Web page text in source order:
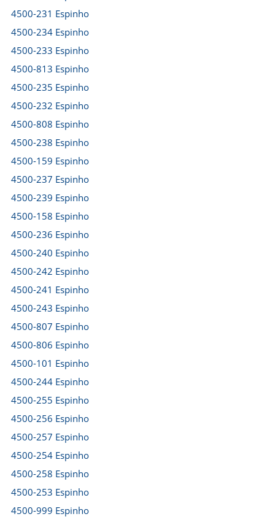
4500-231 Espinho
4500-234 Espinho
4500-233 Espinho
4500-813 Espinho
4500-235 Espinho
4500-232 Espinho
4500-808 Espinho
4500-238 Espinho
4500-159 Espinho
4500-237 Espinho
4500-239 Espinho
4500-158 Espinho
4500-236 Espinho
4500-240 Espinho
4500-242 Espinho
4500-241 Espinho
4500-243 Espinho
4500-807 Espinho
4500-806 Espinho
4500-101 Espinho
4500-244 Espinho
4500-255 Espinho
4500-256 Espinho
4500-257 Espinho
4500-254 Espinho
4500-258 Espinho
4500-253 Espinho
4500-999 Espinho